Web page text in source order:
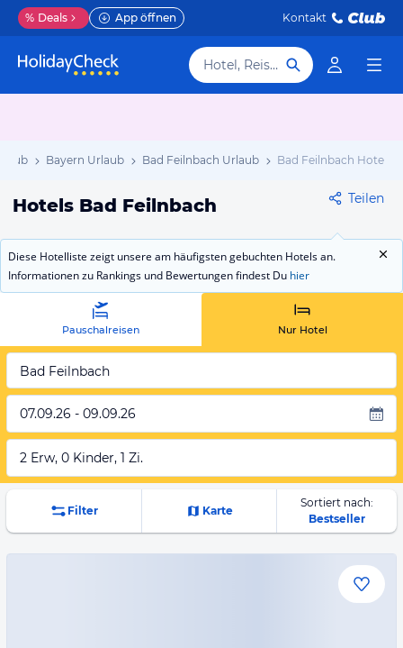
% Deals App öffnen Kontakt
Hotel, Reiseziel
Bayern Urlaub Bad Feilnbach Urlaub Bad Feilnbach Hotels
Hotels Bad Feilnbach Teilen
Diese Hotelliste zeigt unsere am häufigsten gebuchten Hotels an.
Informationen zu Rankings und Bewertungen findest Du hier
Pauschalreisen Nur Hotel
Bad Feilnbach
07.09.26 - 09.09.26
2 Erw, 0 Kinder, 1 Zi.
Filter Karte
Sortiert nach:
Bestseller